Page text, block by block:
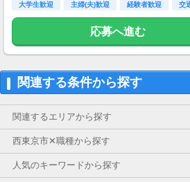
大学生歓迎
主婦(夫)歓迎 経験者歓迎 交
応募へ進む
関連する条件から探す
関連するエリアから探す
西東京市✕職種から探す
人気のキーワードから探す